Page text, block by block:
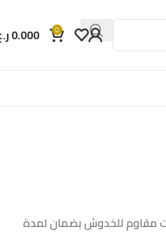
0
0.000
مقاوم للخدوش بضمان لمدة